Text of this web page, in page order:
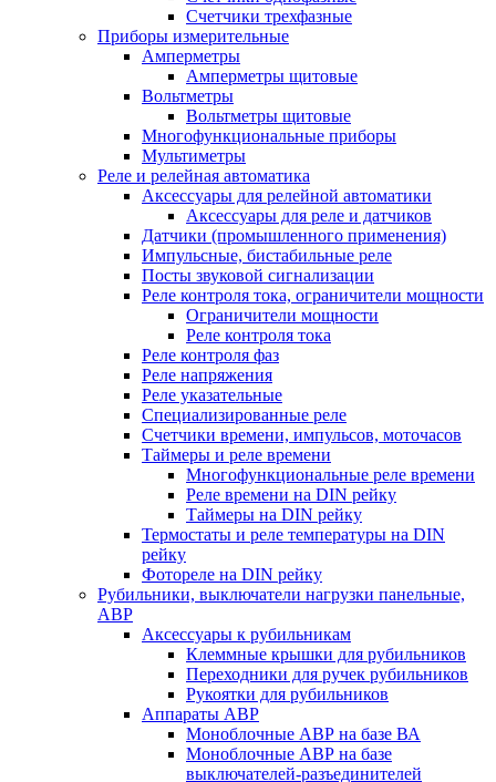
Счетчики трехфазные
Приборы измерительные
Амперметры
Амперметры щитовые
Вольтметры
Вольтметры щитовые
Многофункциональные приборы
Мультиметры
Реле и релейная автоматика
Аксессуары для релейной автоматики
Аксессуары для реле и датчиков
Датчики (промышленного применения)
Импульсные, бистабильные реле
Посты звуковой сигнализации
Реле контроля тока, ограничители мощности
Ограничители мощности
Реле контроля тока
Реле контроля фаз
Реле напряжения
Реле указательные
Специализированные реле
Счетчики времени, импульсов, моточасов
Таймеры и реле времени
Многофункциональные реле времени
Реле времени на DIN рейку
Таймеры на DIN рейку
Термостаты и реле температуры на DIN
рейку
Фотореле на DIN рейку
Рубильники, выключатели нагрузки панельные,
АВР
Аксессуары к рубильникам
Клеммные крышки для рубильников
Переходники для ручек рубильников
Рукоятки для рубильников
Аппараты АВР
Моноблочные АВР на базе ВА
Моноблочные АВР на базе
выключателей-разъединителей